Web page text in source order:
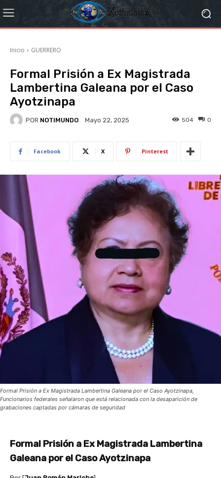
Inicio GUERRERO
Formal Prisión a Ex Magistrada
Lambertina Galeana por el Caso
Ayotzinapa
POR NOTIMUNDO Mayo 22, 2025 0
504
Facebook X Pinterest
Formal Prisión a Ex Magistrada Lambertina Galeana por el Caso Ayotzinapa,
Funcionarios federales señalaron que está relacionada con la desaparición de
grabaciones captadas por cámaras de seguridad
Formal Prisión a Ex Magistrada Lambertina
Galeana por el Caso Ayotzinapa